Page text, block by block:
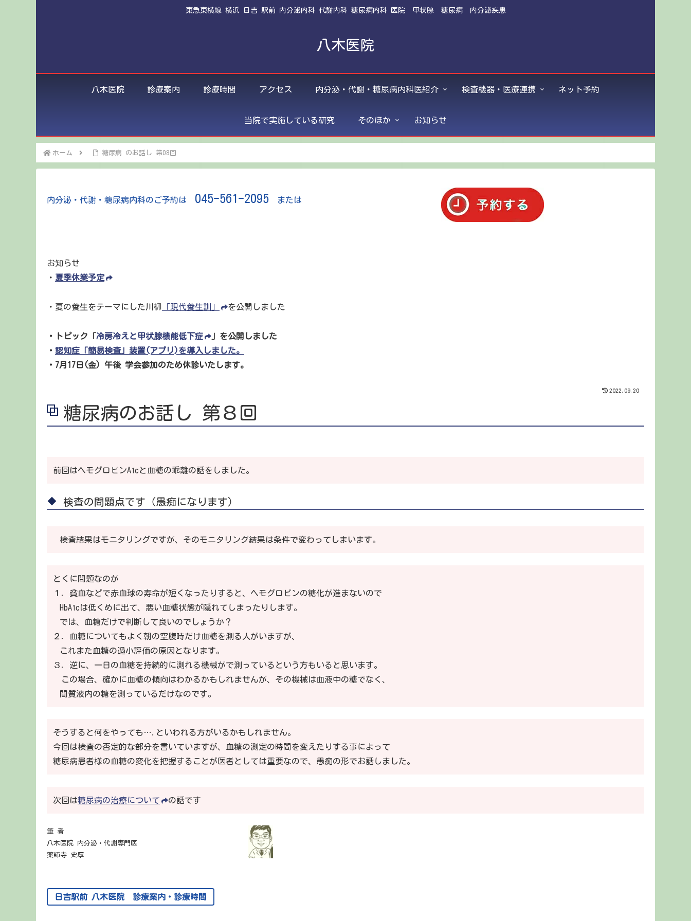
東急東横線 横浜 日吉 駅前 内分泌内科 代謝内科 糖尿病内科 医院 甲状腺 糖尿病 内分泌疾患
八木医院
八木医院 診療案内 診療時間 アクセス 内分泌・代謝・糖尿病内科医紹介 検査機器・医療連携 ネット予約
当院で実施している研究 そのほか お知らせ
ホーム 糖尿病 のお話し 第08回
内分泌・代謝・糖尿病内科のご予約は 045-561-2095 または
お知らせ
・ 夏季休業予定
・夏の養生をテーマにした川柳 「現代養生訓」 を公開しました
・トピック「冷房冷えと甲状腺機能低下症
」を公開しました
・ 認知症「簡易検査」装置(アプリ)を導入しました。
・7月17日(金) 午後 学会参加のため休診いたします。
2022.09.20
糖尿病のお話し 第８回
前回はヘモグロビンA1cと血糖の乖離の話をしました。
検査の問題点です（愚痴になります）
検査結果はモニタリングですが、そのモニタリング結果は条件で変わってしまいます。
とくに問題なのが
１．貧血などで赤血球の寿命が短くなったりすると、ヘモグロビンの糖化が進まないので
HbA1cは低くめに出て、悪い血糖状態が隠れてしまったりします。
では、血糖だけで判断して良いのでしょうか？
２．血糖についてもよく朝の空腹時だけ血糖を測る人がいますが、
これまた血糖の過小評価の原因となります。
３．逆に、一日の血糖を持続的に測れる機械がで測っているという方もいると思います。
この場合、確かに血糖の傾向はわかるかもしれませんが、その機械は血液中の糖でなく、
間質液内の糖を測っているだけなのです。
そうすると何をやっても….といわれる方がいるかもしれません。
今回は検査の否定的な部分を書いていますが、血糖の測定の時間を変えたりする事によって
糖尿病患者様の血糖の変化を把握することが医者としては重要なので、愚痴の形でお話しました。
次回は糖尿病の治療について の話です
筆 者
八木医院 内分泌・代謝専門医
薬師寺 史厚
日吉駅前 八木医院 診療案内・診療時間